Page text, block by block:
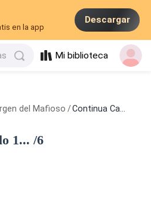
en la app
Descargar
Mi biblioteca
del Mafioso /Continua Capítulo 1... /6
1... /6